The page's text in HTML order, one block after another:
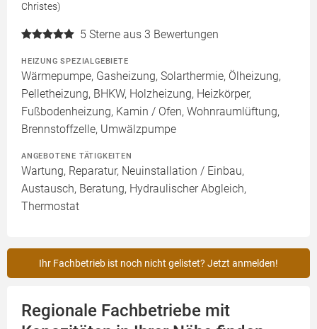
Christes)
5 Sterne aus 3 Bewertungen
HEIZUNG SPEZIALGEBIETE
Wärmepumpe, Gasheizung, Solarthermie, Ölheizung,
Pelletheizung, BHKW, Holzheizung, Heizkörper,
Fußbodenheizung, Kamin / Ofen, Wohnraumlüftung,
Brennstoffzelle, Umwälzpumpe
ANGEBOTENE TÄTIGKEITEN
Wartung, Reparatur, Neuinstallation / Einbau,
Austausch, Beratung, Hydraulischer Abgleich,
Thermostat
Ihr Fachbetrieb ist noch nicht gelistet? Jetzt anmelden!
Regionale Fachbetriebe mit